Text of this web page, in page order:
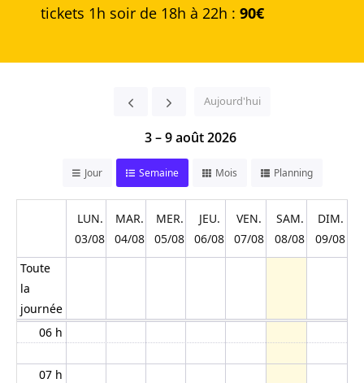
tickets 1h soir de 18h à 22h : 90€
Aujourd'hui
3 – 9 août 2026
Jour Semaine Mois Planning
LUN.
03/08
MAR.
04/08
MER.
05/08
JEU.
06/08
VEN.
07/08
SAM.
08/08
DIM.
09/08
Toute
la
journée
03 h
06 h
07 h